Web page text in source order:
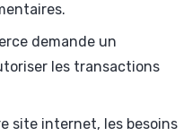
demande un
les transactions
site internet, les besoins